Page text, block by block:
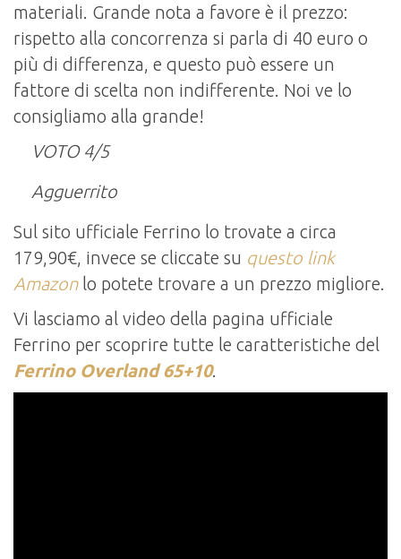
materiali. Grande nota a favore è il prezzo:
rispetto alla concorrenza si parla di 40 euro o
più di differenza, e questo può essere un
fattore di scelta non indifferente. Noi ve lo
consigliamo alla grande!
VOTO 4/5
Agguerrito
Sul sito ufficiale Ferrino lo trovate a circa
179,90€, invece se cliccate su questo link
Amazonlo potete trovare a un prezzo migliore.
Vi lasciamo al video della pagina ufficiale
Ferrino per scoprire tutte le caratteristiche del
Ferrino Overland 65+10.